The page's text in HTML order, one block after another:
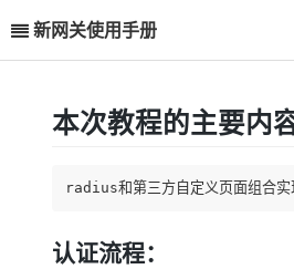
新网关使用手册
本次教程的主要内
radius和第三方自定义页面组合
认证流程：